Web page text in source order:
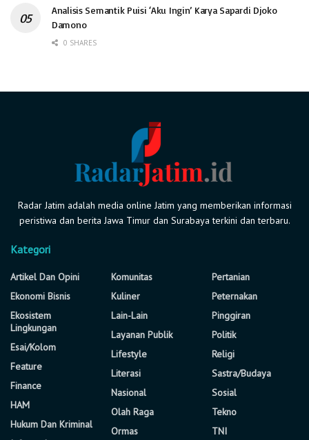
Analisis Semantik Puisi ‘Aku Ingin’ Karya Sapardi Djoko
Damono
0 SHARES
Radar Jatim adalah media online Jatim yang memberikan informasi
peristiwa dan berita Jawa Timur dan Surabaya terkini dan terbaru.
Kategori
Artikel Dan Opini
Ekonomi Bisnis
Ekosistem
Lingkungan
Esai/Kolom
Feature
Finance
HAM
Hukum Dan Kriminal
Komunitas
Kuliner
Lain-Lain
Layanan Publik
Lifestyle
Literasi
Nasional
Olah Raga
Ormas
Pertanian
Peternakan
Pinggiran
Politik
Religi
Sastra/Budaya
Sosial
Tekno
TNI